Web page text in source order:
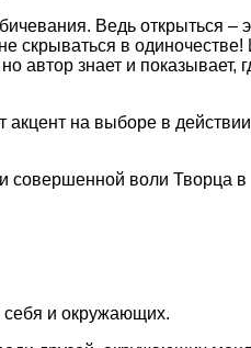
Ведь открыться –
скрываться в одиночестве!
автор знает и показывает,
акцент на выборе в
совершенной воли Творца в
себя и окружающих.